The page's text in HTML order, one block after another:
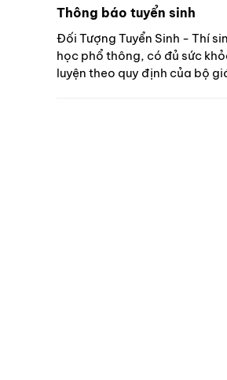
Thông báo tuyển sinh
Đối Tượng Tuyển Sinh - Thí
học phổ thông, có đủ sức
luyện theo quy định của bộ